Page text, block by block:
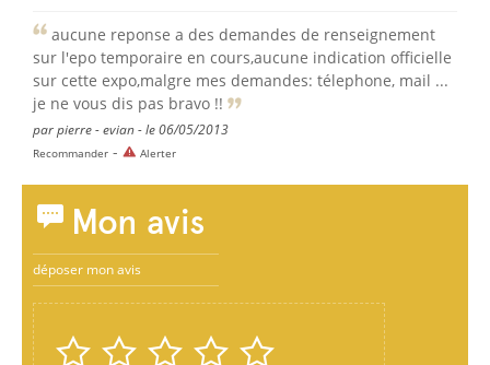
aucune reponse a des demandes de renseignement
sur l'epo temporaire en cours,aucune indication officielle
sur cette expo,malgre mes demandes: télephone, mail ...
je ne vous dis pas bravo !!
par pierre - evian - le 06/05/2013
Recommander - Alerter
Mon avis
déposer mon avis